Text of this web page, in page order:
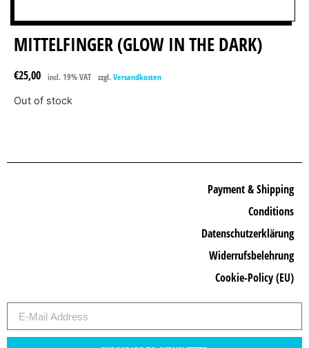
MITTELFINGER (GLOW IN THE DARK)
€25,00 incl. 19% VAT zzgl. Versandkosten
Out of stock
Payment & Shipping
Conditions
Datenschutzerklärung
Widerrufsbelehrung
Cookie-Policy (EU)